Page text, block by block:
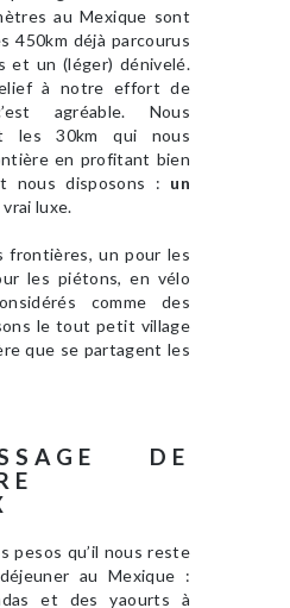
au Mexique sont
450km déjà parcourus
et un (léger) dénivelé.
à notre effort de
agréable. Nous
les 30km qui nous
en profitant bien
nous disposons : un
vrai luxe.
frontières, un pour les
les piétons, en vélo
comme des
le tout petit village
que se partagent les
DE
pesos qu’il nous reste
au Mexique :
et des yaourts à